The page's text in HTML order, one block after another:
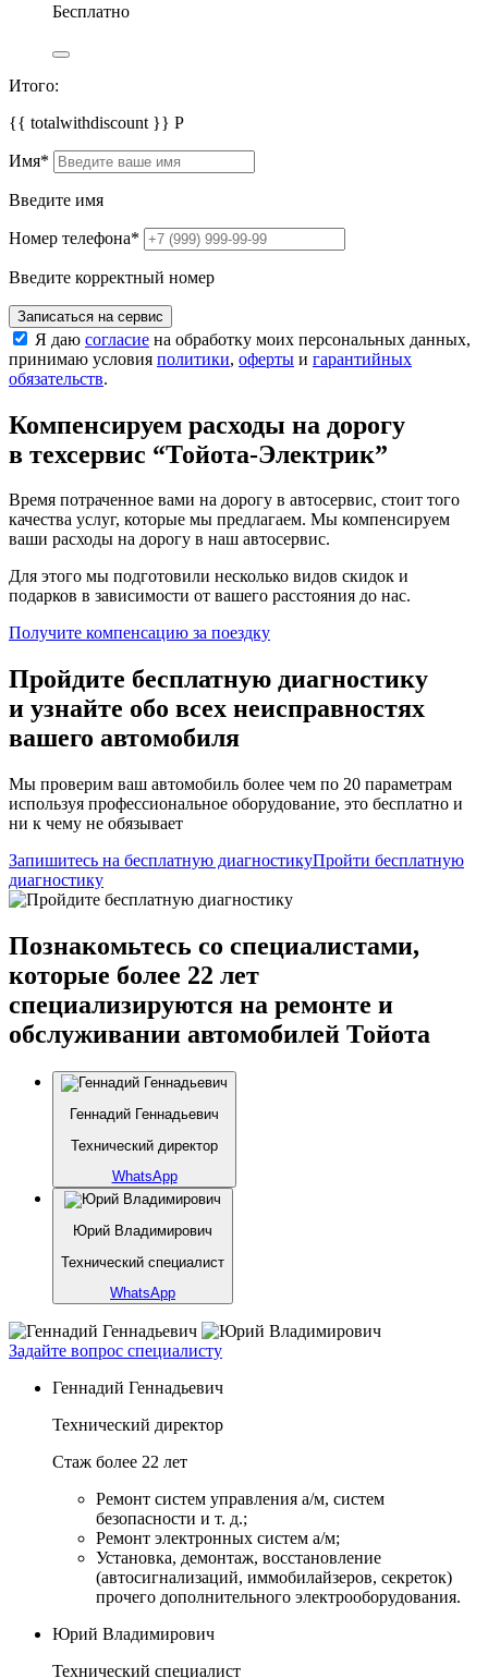
Бесплатно
Итого:
{{ totalwithdiscount }} Р
Имя*
Введите имя
Номер телефона*
Введите корректный номер
Записаться на сервис
Я даю согласие на обработку моих персональных данных,
принимаю условия политики, оферты и гарантийных
обязательств.
Компенсируем расходы на дорогу
в техсервис “Тойота-Электрик”
Время потраченное вами на дорогу в автосервис, стоит того
качества услуг, которые мы предлагаем. Мы компенсируем
ваши расходы на дорогу в наш автосервис.
Для этого мы подготовили несколько видов скидок и
подарков в зависимости от вашего расстояния до нас.
Получите компенсацию за поездку
Пройдите бесплатную диагностику
и узнайте обо всех неисправностях
вашего автомобиля
Мы проверим ваш автомобиль более чем по 20 параметрам
используя профессиональное оборудование, это бесплатно и
ни к чему не обязывает
Запишитесь на бесплатную диагностикуПройти бесплатную
диагностику
Познакомьтесь со специалистами,
которые более 22 лет
специализируются на ремонте и
обслуживании автомобилей Тойота
Геннадий Геннадьевич
Технический директор
WhatsApp
Юрий Владимирович
Технический специалист
WhatsApp
Задайте вопрос специалисту
Геннадий Геннадьевич
Технический директор
Стаж более 22 лет
Ремонт систем управления а/м, систем
безопасности и т. д.;
Ремонт электронных систем а/м;
Установка, демонтаж, восстановление
(автосигнализаций, иммобилайзеров, секреток)
прочего дополнительного электрооборудования.
Юрий Владимирович
Технический специалист